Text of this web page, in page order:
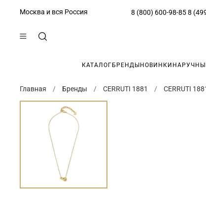
Москва и вся Россия 8 (800) 600-98-85 8
КАТАЛОГ БРЕНДЫ НОВИНКИ
Главная Бренды CERRUTI 1881 CERRUTI